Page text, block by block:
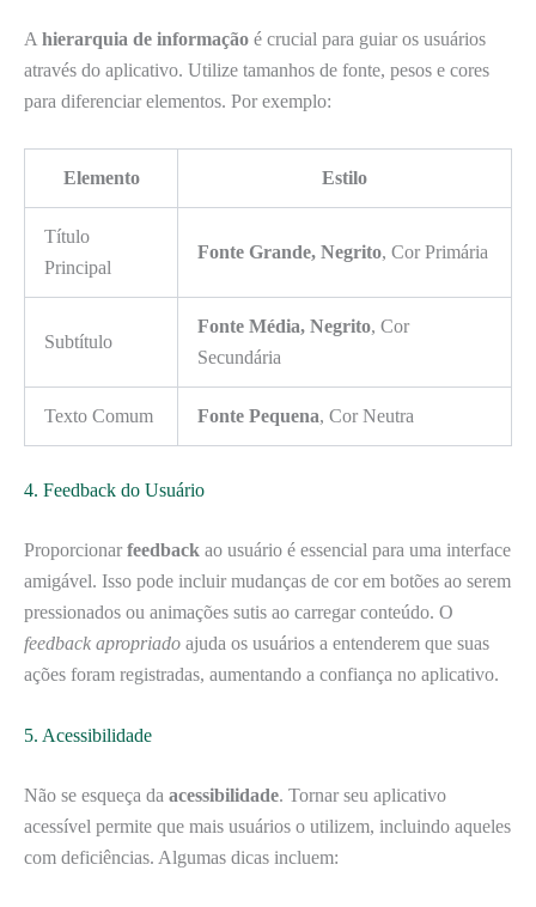
A hierarquia de informação é crucial para guiar os usuários
através do aplicativo. Utilize tamanhos de fonte, pesos e cores
para diferenciar elementos. Por exemplo:
Elemento Estilo
Título
Principal
Fonte Grande, Negrito, Cor Primária
Subtítulo
Fonte Média, Negrito, Cor
Secundária
Texto Comum Fonte Pequena, Cor Neutra
4. Feedback do Usuário
Proporcionar feedback ao usuário é essencial para uma interface
amigável. Isso pode incluir mudanças de cor em botões ao serem
pressionados ou animações sutis ao carregar conteúdo. O
feedback apropriado ajuda os usuários a entenderem que suas
ações foram registradas, aumentando a confiança no aplicativo.
5. Acessibilidade
Não se esqueça da acessibilidade. Tornar seu aplicativo
acessível permite que mais usuários o utilizem, incluindo aqueles
com deficiências. Algumas dicas incluem: